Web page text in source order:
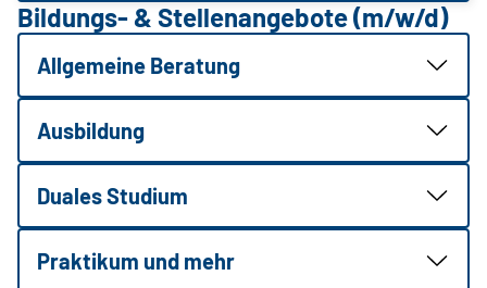
Bildungs- & Stellenangebote (m/w/d)
Allgemeine Beratung
Ausbildung
Duales Studium
Praktikum und mehr